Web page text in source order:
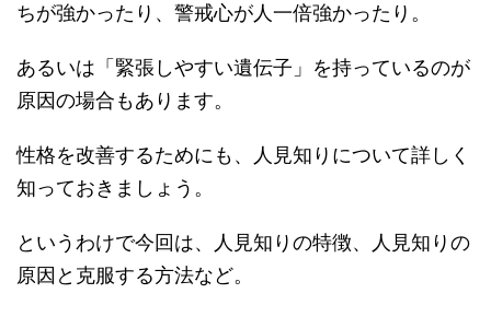
ちが強かったり、警戒心が人一倍強かったり。
あるいは「緊張しやすい遺伝子」を持っているのが
原因の場合もあります。
性格を改善するためにも、人見知りについて詳しく
知っておきましょう。
というわけで今回は、人見知りの特徴、人見知りの
原因と克服する方法など。